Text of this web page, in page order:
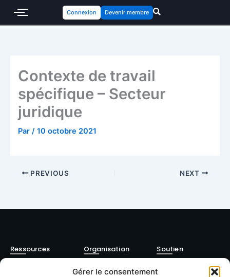
Gérer le consentement
Connexion Devenir membre
Contexte de travail
spécifique – Secteur
juridique
Par / 10 octobre 2021
PREVIOUS NEXT
Ressources
Organisation
Soutien